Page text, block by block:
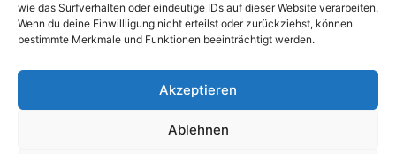
wie das Surfverhalten oder eindeutige IDs auf dieser Website verarbeiten.
Wenn du deine Einwillligung nicht erteilst oder zurückziehst, können
bestimmte Merkmale und Funktionen beeinträchtigt werden.
Akzeptieren
Ablehnen
Anschrift:
Mariahilfberg 3
94032 Passau
Kontaktformular